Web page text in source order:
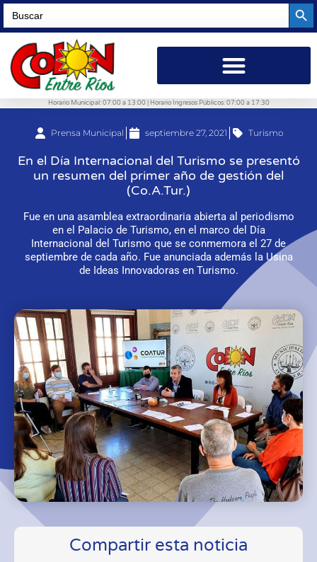
Search
for:
Horario Municipal: 07:00 a 13:00 | Horario Ingresos Públicos: 07:00 a 17:30
Prensa Municipal septiembre 27, 2021 Turismo
En el Día Internacional del Turismo se presentó
un resumen del primer año de gestión del
(Co.A.Tur.)
Fue en una asamblea extraordinaria abierta al periodismo
en el Palacio de Turismo, en el marco del Día
Internacional del Turismo que se conmemora el 27 de
septiembre de cada año. Fue anunciada además la Usina
de Ideas Innovadoras en Turismo.
Compartir esta noticia